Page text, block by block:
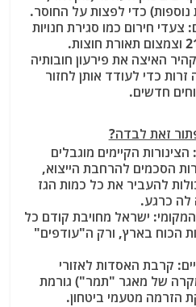
נוספות) כדי לפצות על החוסר.
: צעדי חירום כמו סגירת חנויות
האיצה את פירעון חובותיה
כדי לעודד אותן לחזור
חדשים.
: הצינורות הקיימים מוגבלים
הסכמים להרחבת הייצוא,
להעביר את כל כמות הגז
לה כרגע.
: ישראל מחויבת קודם כל
הכוח בארץ, ורק ה"עודפים"
: קרבת האסדות לאזורי
של מאגר "תמר") גורמת
הזרמה מטעמי ביטחון.